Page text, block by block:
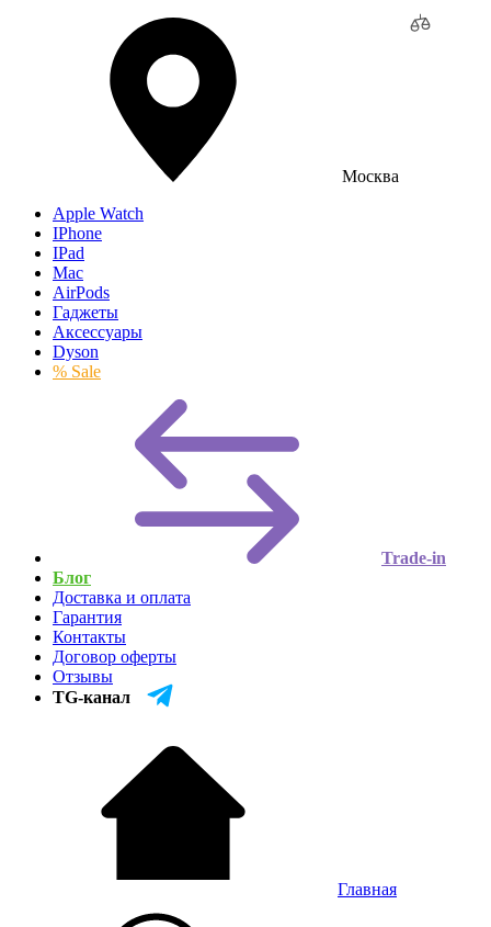
Москва
Apple Watch
IPhone
IPad
Mac
AirPods
Гаджеты
Аксессуары
Dyson
% Sale
Trade-in
Блог
Доставка и оплата
Гарантия
Контакты
Договор оферты
Отзывы
TG-канал
Главная